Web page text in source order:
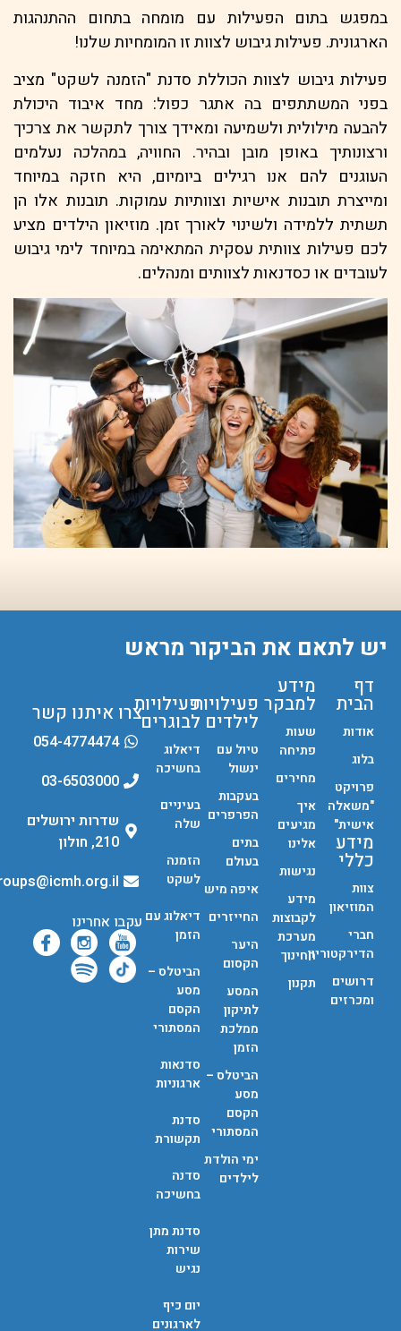
במפגש בתום הפעילות עם מומחה בתחום ההתנהגות
הארגונית. פעילות גיבוש לצוות זו המומחיות שלנו!
פעילות גיבוש לצוות הכוללת סדנת "הזמנה לשקט" מציב
בפני המשתתפים בה אתגר כפול: מחד איבוד היכולת
להבעה מילולית ולשמיעה ומאידך צורך לתקשר את צרכיך
ורצונותיך באופן מובן ובהיר. החוויה, במהלכה נעלמים
העוגנים להם אנו רגילים ביומיום, היא חזקה במיוחד
ומייצרת תובנות אישיות וצוותיות עמוקות. תובנות אלו הן
תשתית ללמידה ולשינוי לאורך זמן. מוזיאון הילדים מציע
לכם פעילות צוותית עסקית המתאימה במיוחד לימי גיבוש
לעובדים או כסדנאות לצוותים ומנהלים.
יש לתאם את הביקור מראש
דף
הבית
אודות
בלוג
פרויקט
"משאלה
אישית"
מידע
כללי
צוות
המוזיאון
חברי
הדירקטוריון
דרושים
ומכרזים
מידע
למבקר
שעות
פתיחה
מחירים
איך
מגיעים
אלינו
נגישות
מידע
לקבוצות
מערכת
החינוך
תקנון
פעילויות
לילדים
טיול עם
ינשול
בעקבות
הפרפרים
בתים
בעולם
איפה מיש
החייזרים
היער
הקסום
המסע
לתיקון
ממלכת
הזמן
הביטלס –
מסע
הקסם
המסתורי
ימי הולדת
לילדים
פעילויות
לבוגרים
דיאלוג
בחשיכה
בעיניים
שלה
הזמנה
לשקט
דיאלוג עם
הזמן
הביטלס –
מסע
הקסם
המסתורי
סדנאות
ארגוניות
סדנת
תקשורת
סדנה
בחשיכה
סדנת מתן
שירות
נגיש
יום כיף
לארגונים
צרו איתנו קשר
054-4774474
03-6503000
שדרות ירושלים
210, חולון
groups@icmh.org.il
עקבו אחרינו